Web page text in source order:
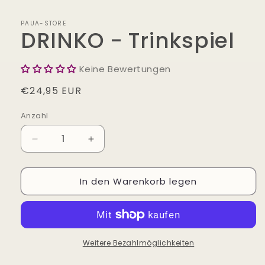
PAUA-STORE
DRINKO - Trinkspiel
Keine Bewertungen
Normaler
€24,95 EUR
Anzahl
Verringere
die
Menge
DRINKO
Erhöhe
die
Menge
für
DRINKO
Trinkspiel
In den Warenkorb legen
Weitere Bezahlmöglichkeiten